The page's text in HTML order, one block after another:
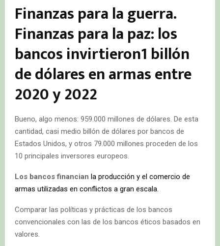
Finanzas para la guerra.
Finanzas para la paz: los
bancos invirtieron1 billón
de dólares en armas entre
2020 y 2022
Bueno, algo menos: 959.000 millones de dólares. De esta
cantidad, casi medio billón de dólares por bancos de
Estados Unidos, y otros 79.000 millones proceden de los
10 principales inversores europeos.
Los bancos financian la producción y el comercio de
armas utilizadas en conflictos a gran escala.
Comparar las políticas y prácticas de los bancos
convencionales con las de los bancos éticos basados en
valores.